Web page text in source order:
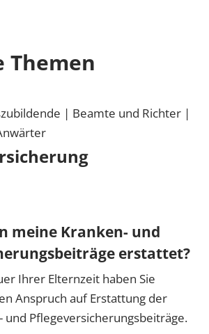
Themen
| Beamte und Richter |
meine Kranken- und
erstattet?
Ihrer Elternzeit haben Sie
Anspruch auf Erstattung der
und Pflegeversicherungsbeiträge.